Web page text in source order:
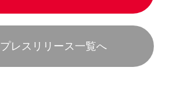
プレスリリース一覧へ